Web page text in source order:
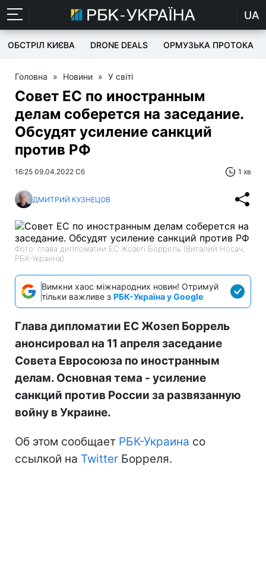
UA
ОБСТРІЛ КИЄВА DRONE DEALS ОРМУЗЬКА ПРОТОКА
Головна » Новини » У світі
Совет ЕС по иностранным
делам соберется на заседание.
Обсудят усиление санкций
против РФ
16:25 09.04.2022 Сб 1 хв
ДМИТРИЙ КУЗНЕЦОВ
Фото: глава дипломатии ЕС Жозеп Боррель (Виталий Носач,
РБК-Украина)
Вимкни хаос міжнародних новин! Отримуй
тільки важливе з РБК-Україна у Google
Глава дипломатии ЕС Жозеп Боррель
анонсировал на 11 апреля заседание
Совета Евросоюза по иностранным
делам. Основная тема - усиление
санкций против России за развязанную
войну в Украине.
Об этом сообщает РБК-Украина со
ссылкой на Twitter Борреля.